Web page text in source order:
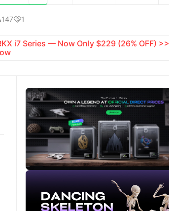
1471
i7 Series — Now Only $229 (26% OFF) >>